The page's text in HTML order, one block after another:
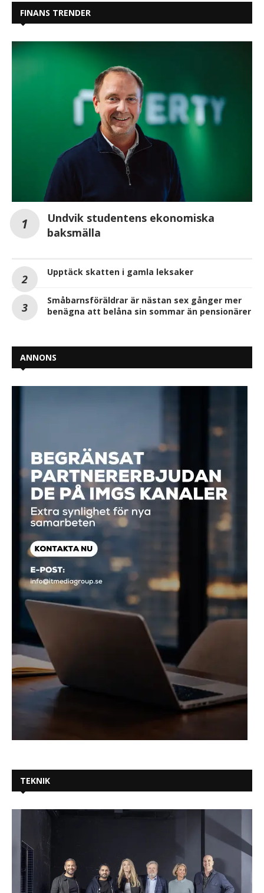
FINANS TRENDER
Undvik studentens ekonomiska
baksmälla
Upptäck skatten i gamla leksaker
Småbarnsföräldrar är nästan sex gånger mer
benägna att belåna sin sommar än pensionärer
ANNONS
TEKNIK